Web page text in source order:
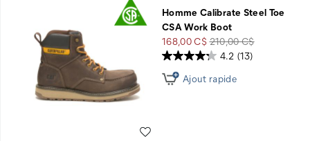
Homme Calibrate Steel Toe
CSA Work Boot
Prix
soldé
168,00 C$Prix
de
210,00 C$
4.2 (13)
Ajout rapide